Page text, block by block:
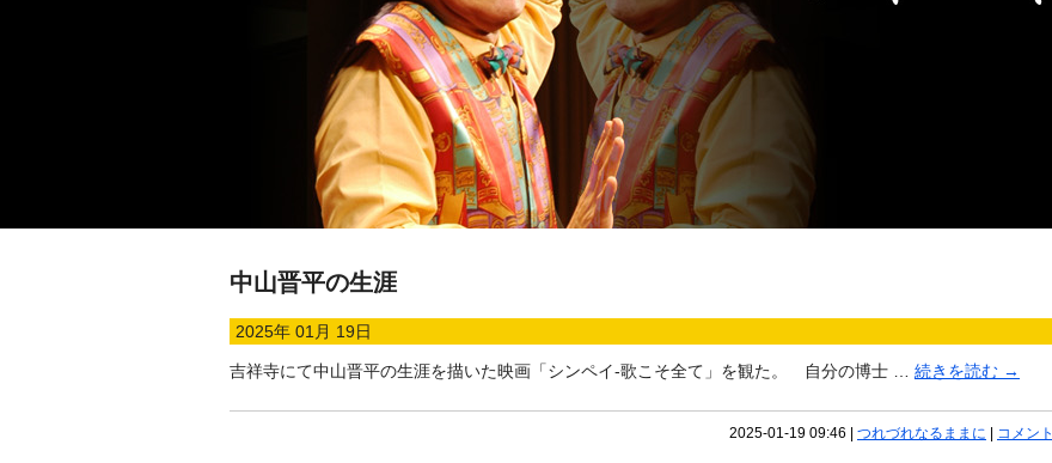
中山晋平の生涯
2025年 01月 19日
吉祥寺にて中山晋平の生涯を描いた映画「シンペイ-歌こそ全て」を観た。 自分の博士 … 続きを読む →
2025-01-19 09:46 つれづれなるままに コメント